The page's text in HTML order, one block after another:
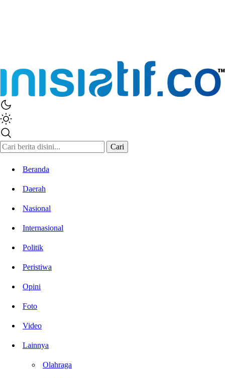
Cari
Beranda
Daerah
Nasional
Internasional
Politik
Peristiwa
Opini
Foto
Video
Lainnya
Olahraga